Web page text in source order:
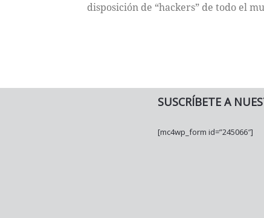
disposición de “hackers” de todo el
SUSCRÍBETE A
[mc4wp_form id=”245066″]